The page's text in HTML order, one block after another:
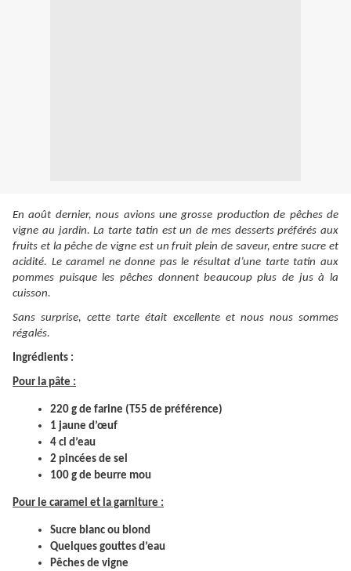
En août dernier, nous avions une grosse production de pêches de
vigne au jardin. La tarte tatin est un de mes desserts préférés aux
fruits et la pêche de vigne est un fruit plein de saveur, entre sucre et
acidité. Le caramel ne donne pas le résultat d’une tarte tatin aux
pommes puisque les pêches donnent beaucoup plus de jus à la
cuisson.
Sans surprise, cette tarte était excellente et nous nous sommes
régalés.
Ingrédients :
Pour la pâte :
220 g de farine (T55 de préférence)
1 jaune d’œuf
4 cl d’eau
2 pincées de sel
100 g de beurre mou
Pour le caramel et la garniture :
Sucre blanc ou blond
Quelques gouttes d’eau
Pêches de vigne